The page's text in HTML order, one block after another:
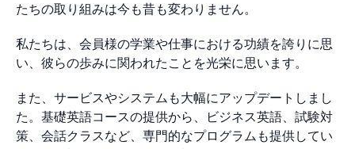
たちの取り組みは今も昔も変わりません。
私たちは、会員様の学業や仕事における功績を誇りに思
い、彼らの歩みに関われたことを光栄に思います。
また、サービスやシステムも大幅にアップデートしまし
た。基礎英語コースの提供から、ビジネス英語、試験対
策、会話クラスなど、専門的なプログラムも提供してい